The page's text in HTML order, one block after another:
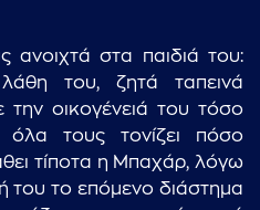
ανοιχτά στα παιδιά του:
του, ζητά ταπεινά
οικογένειά του τόσο
τους τονίζει πόσο
τίποτα η Μπαχάρ, λόγω
του το επόμενο διάστημα